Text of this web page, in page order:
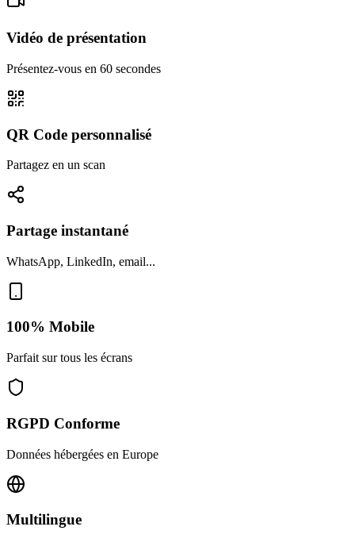
Vidéo de présentation
Présentez-vous en 60 secondes
QR Code personnalisé
Partagez en un scan
Partage instantané
WhatsApp, LinkedIn, email...
100% Mobile
Parfait sur tous les écrans
RGPD Conforme
Données hébergées en Europe
Multilingue